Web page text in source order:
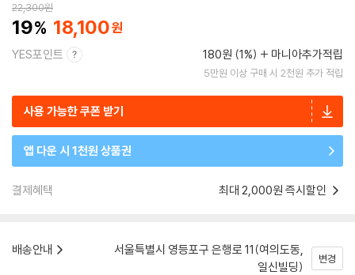
22,300원
19 18,100
YES포인트 180원 (1%) 마니아추가적립
5만원 이상 구매 시 2천원 추가 적립
사용 가능한 쿠폰 받기
앱 다운 시 1천원 상품권
결제혜택 최대 2,000원 즉시할인
배송안내
서울특별시 영등포구 은행로 11(여의도동,
일신빌딩)
변경